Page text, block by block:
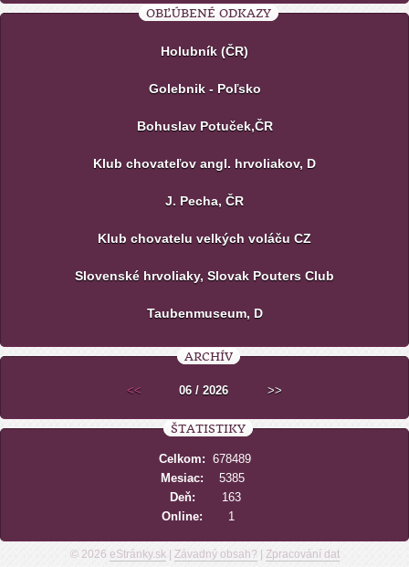
OBĽÚBENÉ ODKAZY
Holubník (ČR)
Golebnik - Poľsko
Bohuslav Potuček,ČR
Klub chovateľov angl. hrvoliakov, D
J. Pecha, ČR
Klub chovatelu velkých voláču CZ
Slovenské hrvoliaky, Slovak Pouters Club
Taubenmuseum, D
ARCHÍV
<< 06 / 2026 >>
ŠTATISTIKY
Online: 1
Celkom: 678489
Mesiac:
5385
Deň:
163
© 2026 eStránky.sk| Závadný obsah? Zpracování dat